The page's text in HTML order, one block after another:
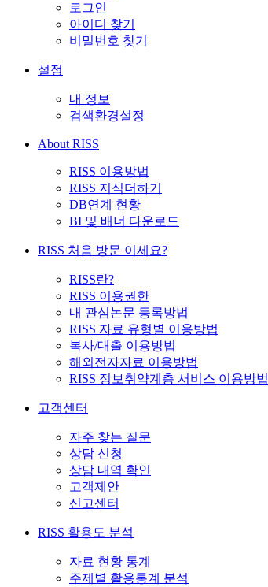
로그인
아이디 찾기
비밀번호 찾기
설정
내 정보
검색환경설정
About RISS
RISS 이용방법
RISS 지식더하기
DB연계 현황
BI 및 배너 다운로드
RISS 처음 방문 이세요?
RISS란?
RISS 이용권한
내 관심논문 등록방법
RISS 자료 유형별 이용방법
복사/대출 이용방법
해외전자자료 이용방법
RISS 정보취약계층 서비스 이용방법
고객센터
자주 찾는 질문
상담 신청
상담 내역 확인
고객제안
신고센터
RISS 활용도 분석
자료 현황 통계
주제별 활용통계 분석